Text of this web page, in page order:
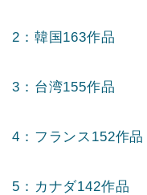
2：韓国163作品
3：台湾155作品
4：フランス152作品
5：カナダ142作品